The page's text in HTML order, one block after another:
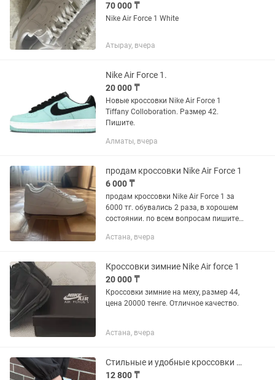
70 000 ₸
Nike Air Force 1 White
Атырау, вчера
Nike Air Force 1.
20 000 ₸
Новые кроссовки Nike Air Force 1
Tiffany Colloboration. Размер 42.
Пишите.
Алматы, вчера
продам кроссовки Nike Air Force 1
6 000 ₸
продам кроссовки Nike Air Force 1 за
6000 тг. обувались 2 раза, в хорошем
состоянии. по всем вопросам пишите
Астана, вчера
Кроссовки зимние Nike Air force 1
20 000 ₸
Кроссовки зимние на меху, размер 44,
цена 20000 тенге. Отличное качество.
Астана, вчера
Стильные и удобные кроссовки в классическом дизайне Air Force 1
12 800 ₸